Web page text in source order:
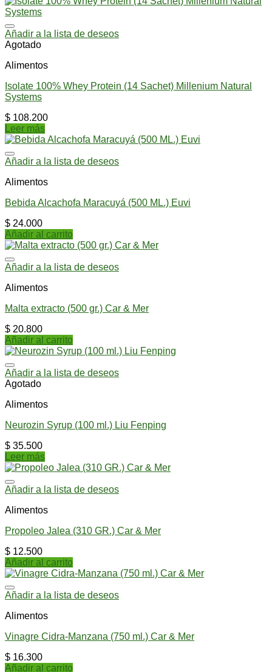
Añadir a la lista de deseos
Agotado
Alimentos
Isolate 100% Whey Protein (14 Sachet) Millenium Natural
Systems
$ 108.200
Leer más
Añadir a la lista de deseos
Alimentos
Bebida Alcachofa Maracuyá (500 ML.) Euvi
$ 24.000
Añadir al carrito
Añadir a la lista de deseos
Alimentos
Malta extracto (500 gr.) Car & Mer
$ 20.800
Añadir al carrito
Añadir a la lista de deseos
Agotado
Alimentos
Neurozin Syrup (100 ml.) Liu Fenping
$ 35.500
Leer más
Añadir a la lista de deseos
Alimentos
Propoleo Jalea (310 GR.) Car & Mer
$ 12.500
Añadir al carrito
Añadir a la lista de deseos
Alimentos
Vinagre Cidra-Manzana (750 ml.) Car & Mer
$ 16.300
Añadir al carrito